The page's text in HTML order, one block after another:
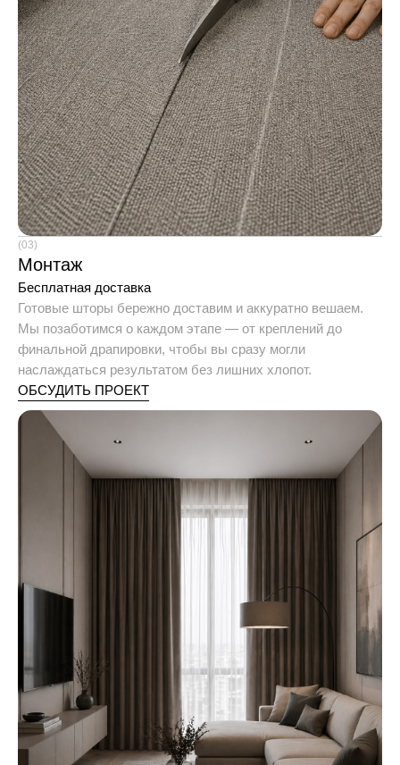
(03)
Монтаж
Бесплатная доставка
Готовые шторы бережно доставим и аккуратно вешаем.
Мы позаботимся о каждом этапе — от креплений до
финальной драпировки, чтобы вы сразу могли
наслаждаться результатом без лишних хлопот.
ОБСУДИТЬ ПРОЕКТ